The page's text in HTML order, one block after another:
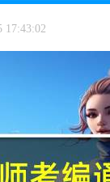
17:43:02